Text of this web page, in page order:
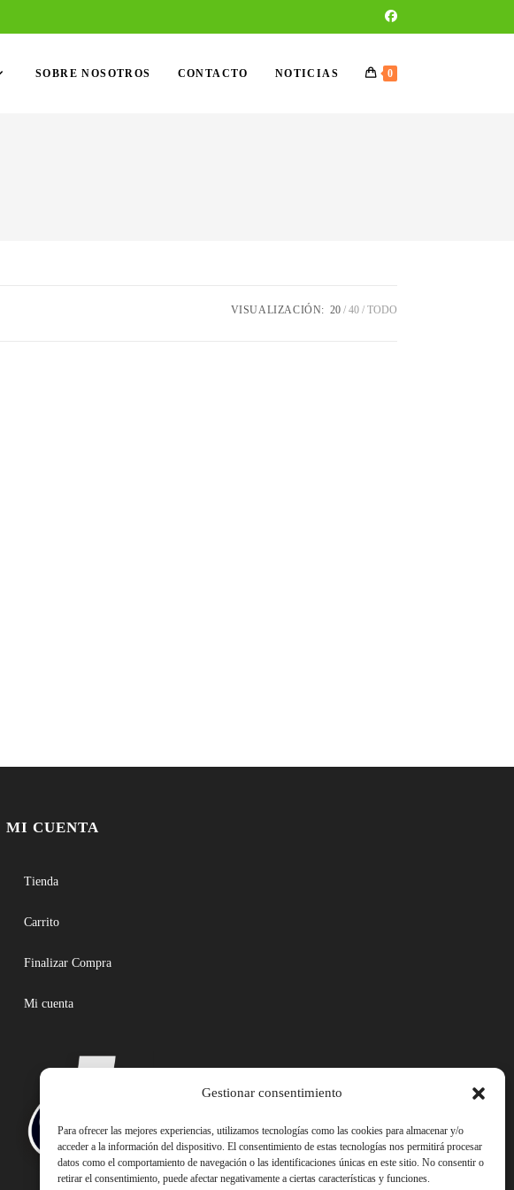
Gestionar consentimiento
Para ofrecer las mejores experiencias, utilizamos tecnologías como las cookies para almacenar y/o
acceder a la información del dispositivo. El consentimiento de estas tecnologías nos permitirá procesar
datos como el comportamiento de navegación o las identificaciones únicas en este sitio. No consentir o
retirar el consentimiento, puede afectar negativamente a ciertas características y funciones.
SOBRE NOSOTROS CONTACTO NOTICIAS 0
VISUALIZACIÓN: 20 40 TODO
MI CUENTA
Tienda
Carrito
Finalizar Compra
Mi cuenta